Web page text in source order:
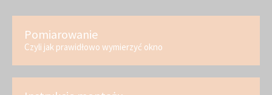
Pomiarowanie
Czyli jak prawidłowo wymierzyć okno